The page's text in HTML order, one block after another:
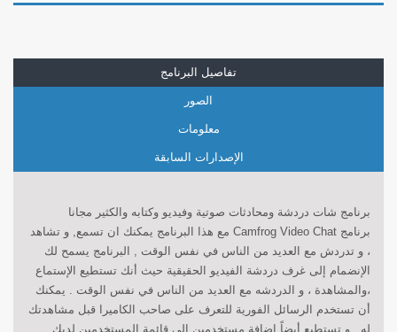
تفاصيل البرنامج
الصور
معلومات
الإصدارات السابقة
برنامج شات دردشة ومحادثات صوتية وفيديو وكتابه والكثير مجانا
برنامج Camfrog Video Chat مع هذا البرنامج يمكنك ان تسمع, و تشاهد
، و تدردش مع العديد من الناس في نفس الوقت , البرنامج يسمح لك
الإنضمام إلى غرف دردشة الفيديو الحقيقية حيث أنك تستطيع الإستماع
،والمشاهدة ، و الدردشه مع العديد من الناس في نفس الوقت . يمكنك
أن تستخدم الرسائل الفورية للتعرف على صاحب الكاميرا قبل مشاهدتك
له , و تستطيع أيضاً إضافة مستخدمين إلى قائمة المستخدمين لديك .